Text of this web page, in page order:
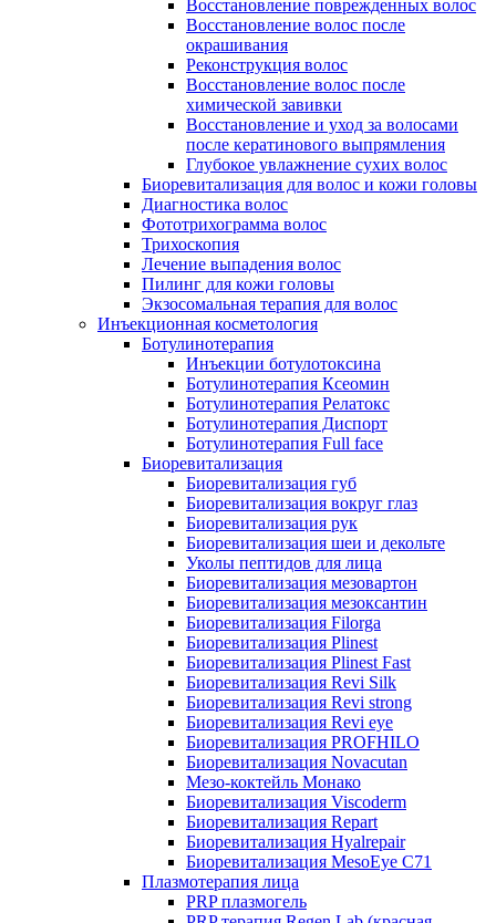
Восстановление поврежденных волос
Восстановление волос после
окрашивания
Реконструкция волос
Восстановление волос после
химической завивки
Восстановление и уход за волосами
после кератинового выпрямления
Глубокое увлажнение сухих волос
Биоревитализация для волос и кожи головы
Диагностика волос
Фототрихограмма волос
Трихоскопия
Лечение выпадения волос
Пилинг для кожи головы
Экзосомальная терапия для волос
Инъекционная косметология
Ботулинотерапия
Инъекции ботулотоксина
Ботулинотерапия Ксеомин
Ботулинотерапия Релатокс
Ботулинотерапия Диспорт
Ботулинотерапия Full face
Биоревитализация
Биоревитализация губ
Биоревитализация вокруг глаз
Биоревитализация рук
Биоревитализация шеи и декольте
Уколы пептидов для лица
Биоревитализация мезовартон
Биоревитализация мезоксантин
Биоревитализация Filorga
Биоревитализация Plinest
Биоревитализация Plinest Fast
Биоревитализация Revi Silk
Биоревитализация Revi strong
Биоревитализация Revi eye
Биоревитализация PROFHILO
Биоревитализация Novacutan
Мезо-коктейль Монако
Биоревитализация Viscoderm
Биоревитализация Repart
Биоревитализация Hyalrepair
Биоревитализация MesoEye C71
Плазмотерапия лица
PRP плазмогель